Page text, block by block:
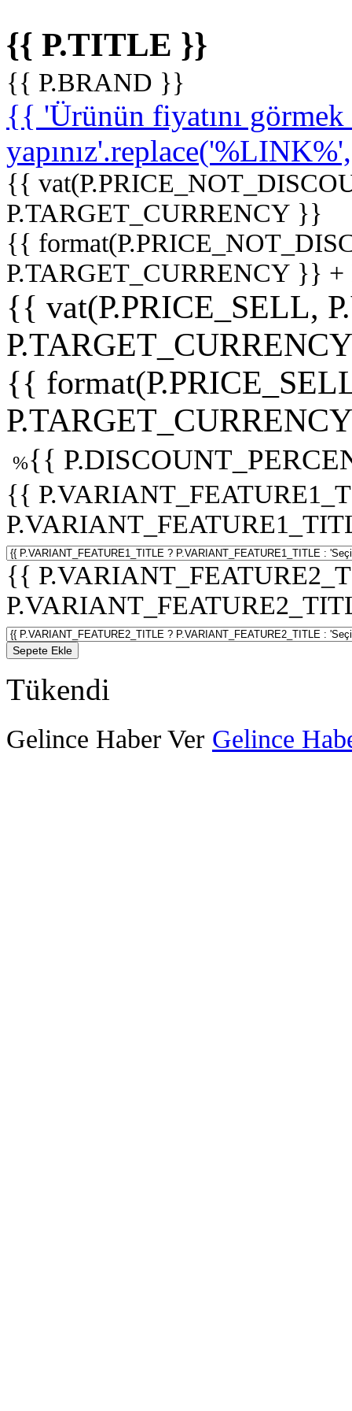
{{ P.TITLE }}
{{ P.BRAND }}
{{ 'Ürünün fiyatını
{{
P.TARGET_CURRENCY }}
{{
P.TARGET_CURRENCY }}
{{ vat(P.PRICE_SELL,
{{
%{{
{{
{{
Sepete Ekle
Tükendi
Gelince Haber Ver Gelince